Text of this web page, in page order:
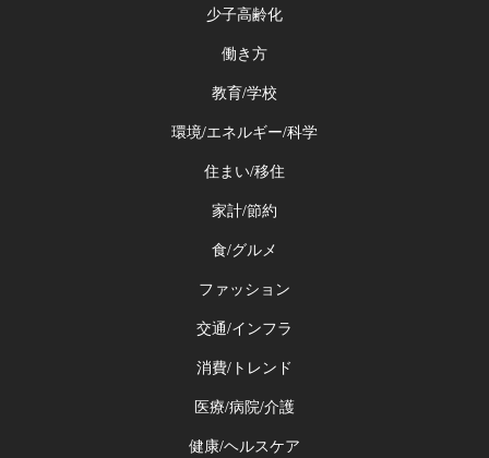
少子高齢化
働き方
教育/学校
環境/エネルギー/科学
住まい/移住
家計/節約
食/グルメ
ファッション
交通/インフラ
消費/トレンド
医療/病院/介護
健康/ヘルスケア